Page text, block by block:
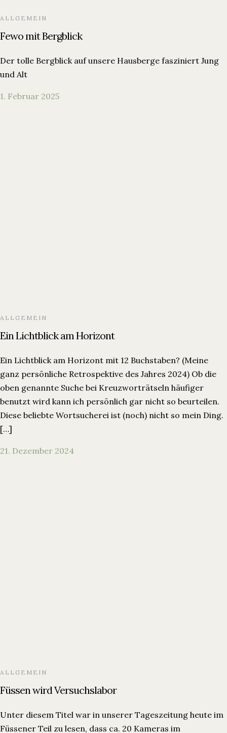
ALLGEMEIN
Fewo mit Bergblick
Der tolle Bergblick auf unsere Hausberge fasziniert Jung
und Alt
1. Februar 2025
ALLGEMEIN
Ein Lichtblick am Horizont
Ein Lichtblick am Horizont mit 12 Buchstaben? (Meine
ganz persönliche Retrospektive des Jahres 2024) Ob die
oben genannte Suche bei Kreuzworträtseln häufiger
benutzt wird kann ich persönlich gar nicht so beurteilen.
Diese beliebte Wortsucherei ist (noch) nicht so mein Ding.
[…]
21. Dezember 2024
ALLGEMEIN
Füssen wird Versuchslabor
Unter diesem Titel war in unserer Tageszeitung heute im
Füssener Teil zu lesen, dass ca. 20 Kameras im